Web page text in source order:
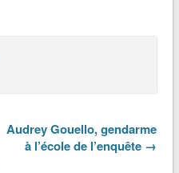
Audrey Gouello, gendarme
à l’école de l’enquête →